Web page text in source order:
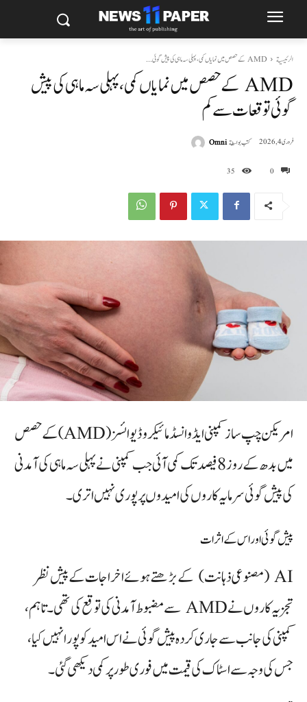
الرئيسية AMD کے حصص میں نمایاں کمی، پہلی سہ ماہی کی پیش گوئی...
AMD کے حصص میں نمایاں کمی، پہلی سہ ماہی کی پیش
گوئی توقعات سے کم
0
35
فروری 4, 2026 كتب بواسطةOmni
امریکن چپ ساز کمپنی ایڈوانسڈ مائیکرو ڈیوائسز (AMD) کے حصص
میں بدھ کے روز 8 فیصد تک کمی آئی جب کمپنی نے پہلی سہ ماہی کی آمدنی
کی پیش گوئی سرمایہ کاروں کی امیدوں پر پوری نہیں اتری۔
پیش گوئی اور اس کے اثرات
AI (مصنوعی ذہانت) کے بڑھتے ہوئے اخراجات کے پیش نظر
تجزیہ کاروں نے AMD سے مضبوط آمدنی کی توقع کی تھی۔ تاہم،
کمپنی کی جانب سے جاری کردہ پیش گوئی نے اس امید کو پورا نہیں کیا،
جس کی وجہ سے اسٹاک کی قیمت میں فوری طور پر کمی دیکھی گئی۔